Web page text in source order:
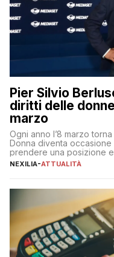
Pier Silvio
diritti delle
marzo
Ogni anno l’8 marzo
Donna diventa
prendere una posizione
sua complessità e
NEXILIA-ATTUALITÀ